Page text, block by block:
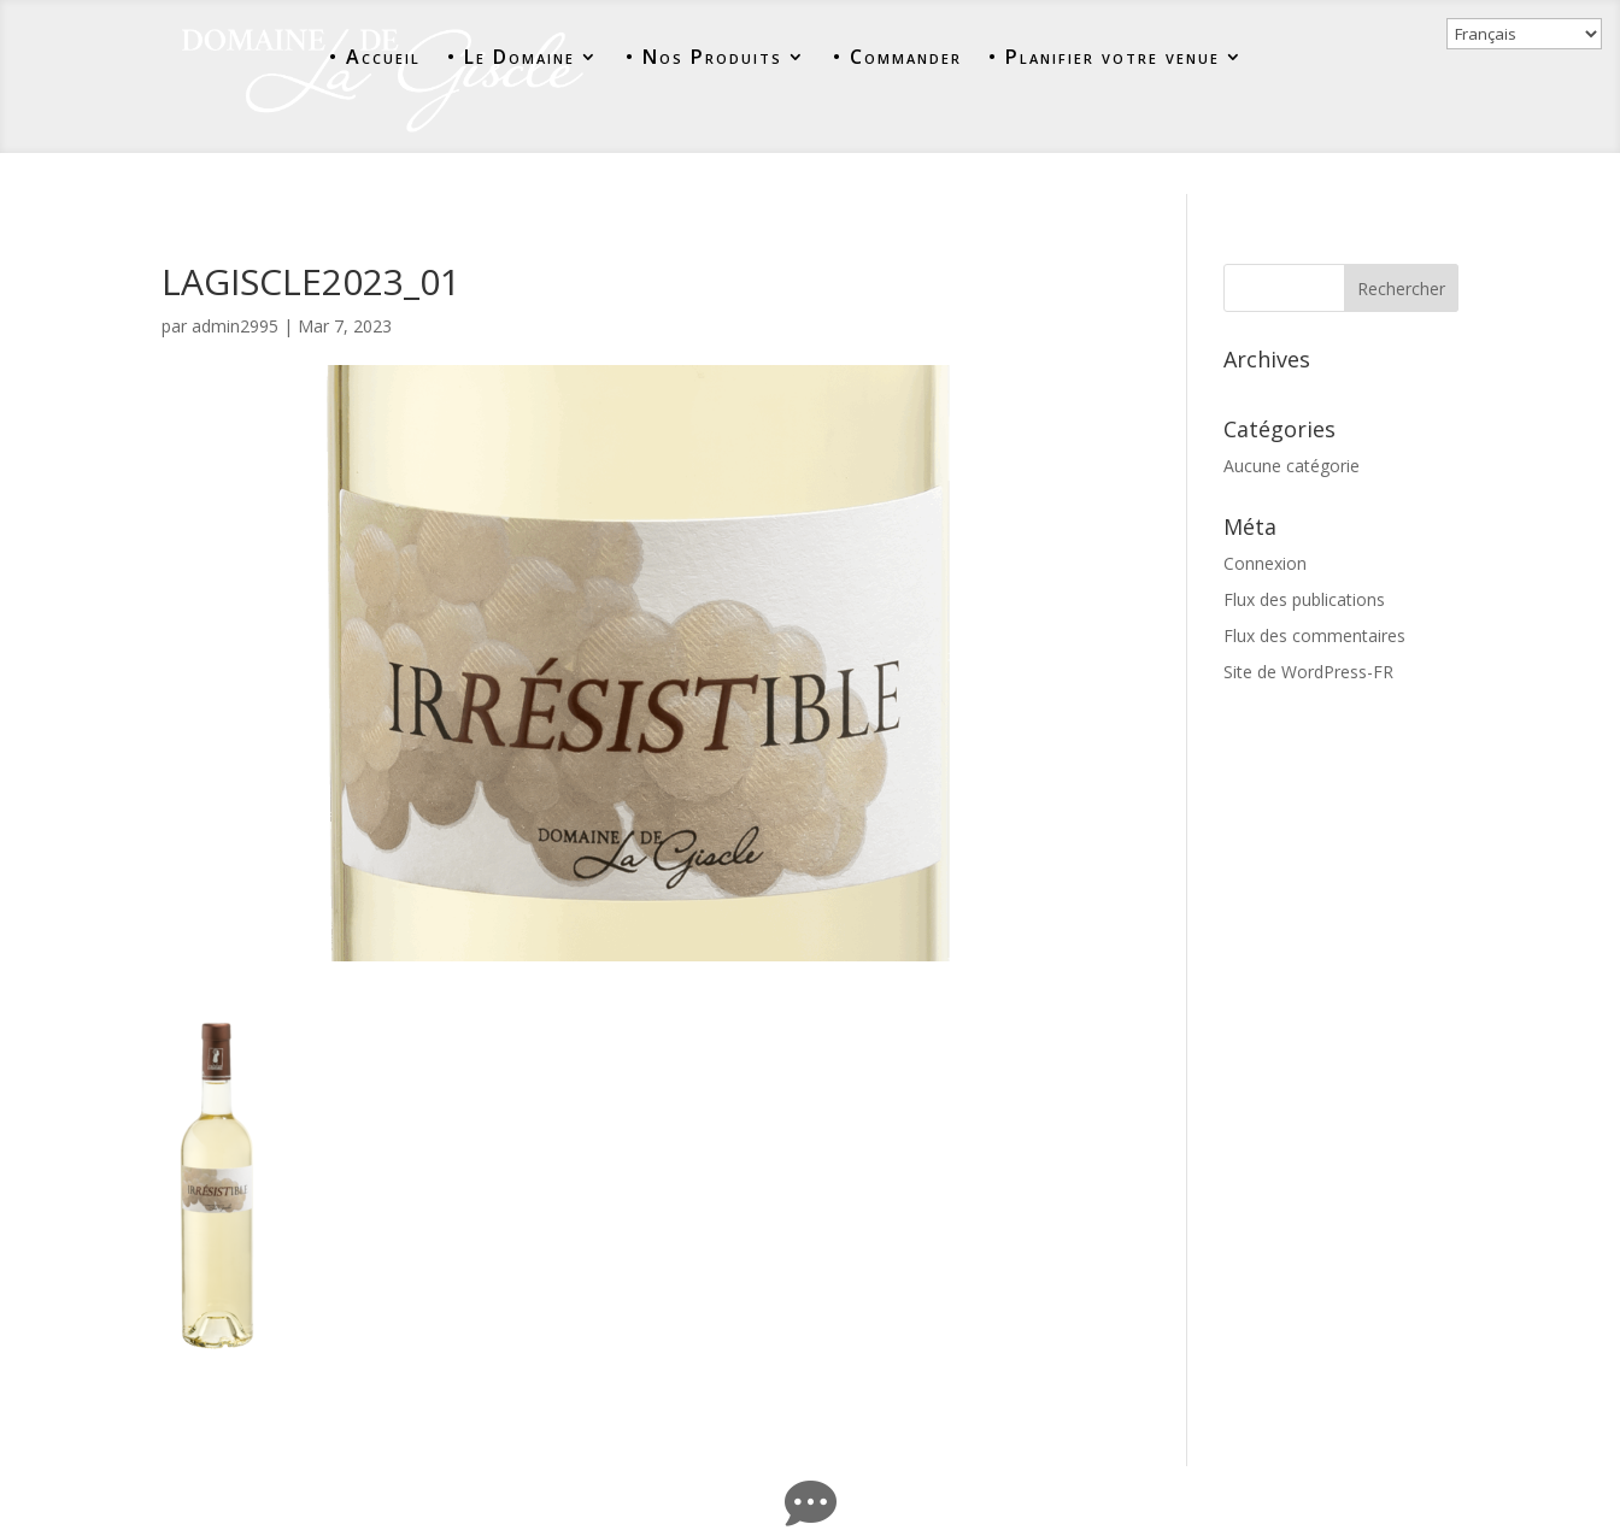
• Accueil • Le Domaine • Nos Produits • Commander • Planifier votre venue
LAGISCLE2023_01
par admin2995 | Mar 7, 2023
Archives
Catégories
Aucune catégorie
Méta
Connexion
Flux des publications
Flux des commentaires
Site de WordPress-FR
